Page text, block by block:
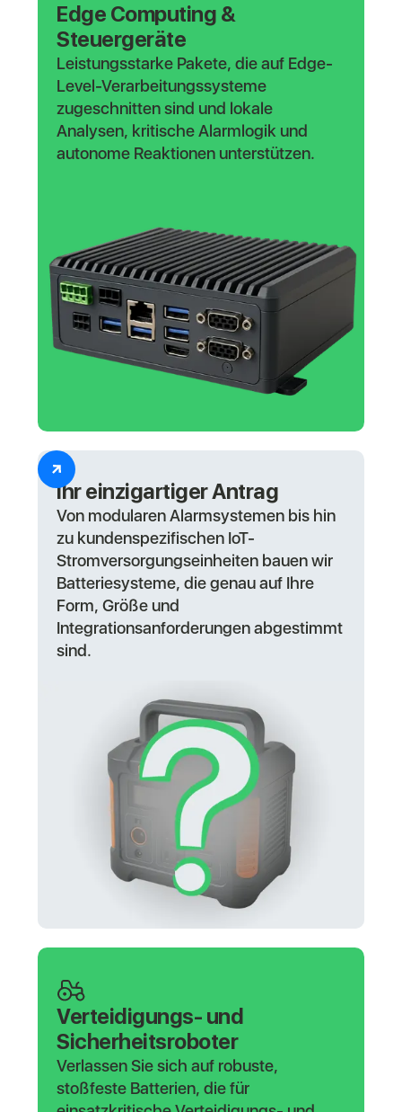
Edge Computing &
Steuergeräte
Leistungsstarke Pakete, die auf Edge-
Level-Verarbeitungssysteme
zugeschnitten sind und lokale
Analysen, kritische Alarmlogik und
autonome Reaktionen unterstützen.
Ihr einzigartiger Antrag
Von modularen Alarmsystemen bis hin
zu kundenspezifischen IoT-
Stromversorgungseinheiten bauen wir
Batteriesysteme, die genau auf Ihre
Form, Größe und
Integrationsanforderungen abgestimmt
sind.
Verteidigungs- und
Sicherheitsroboter
Verlassen Sie sich auf robuste,
stoßfeste Batterien, die für